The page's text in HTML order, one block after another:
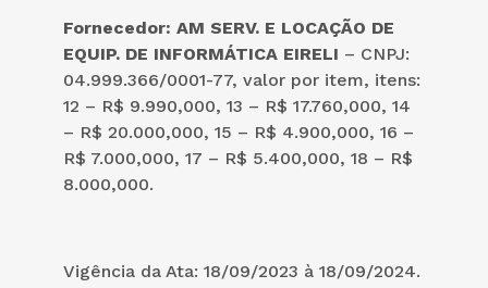
Fornecedor: AM SERV. E LOCAÇÃO DE
EQUIP. DE INFORMÁTICA EIRELI – CNPJ:
04.999.366/0001-77, valor por item, itens:
12 – R$ 9.990,000, 13 – R$ 17.760,000, 14
– R$ 20.000,000, 15 – R$ 4.900,000, 16 –
R$ 7.000,000, 17 – R$ 5.400,000, 18 – R$
8.000,000.
Vigência da Ata: 18/09/2023 à 18/09/2024.